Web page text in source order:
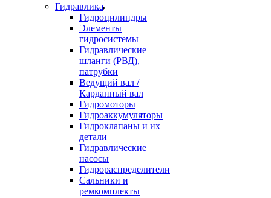
Гидравлика
Гидроцилиндры
Элементы
гидросистемы
Гидравлические
шланги (РВД),
патрубки
Ведущий вал /
Карданный вал
Гидромоторы
Гидроаккумуляторы
Гидроклапаны и их
детали
Гидравлические
насосы
Гидрораспределители
Сальники и
ремкомплекты